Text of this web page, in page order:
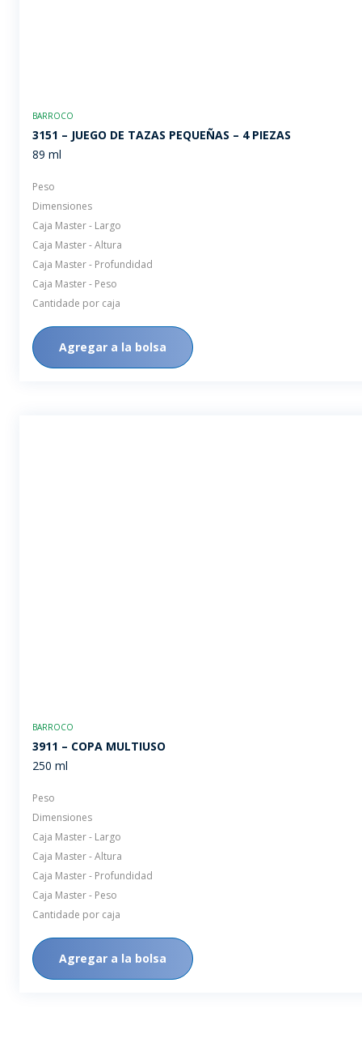
BARROCO
3151 – JUEGO DE TAZAS PEQUEÑAS – 4 PIEZAS
89 ml
Peso
Dimensiones
Caja Master - Largo
Caja Master - Altura
Caja Master - Profundidad
Caja Master - Peso
Cantidade por caja
Agregar a la bolsa
BARROCO
3911 – COPA MULTIUSO
250 ml
Peso
Dimensiones
Caja Master - Largo
Caja Master - Altura
Caja Master - Profundidad
Caja Master - Peso
Cantidade por caja
Agregar a la bolsa